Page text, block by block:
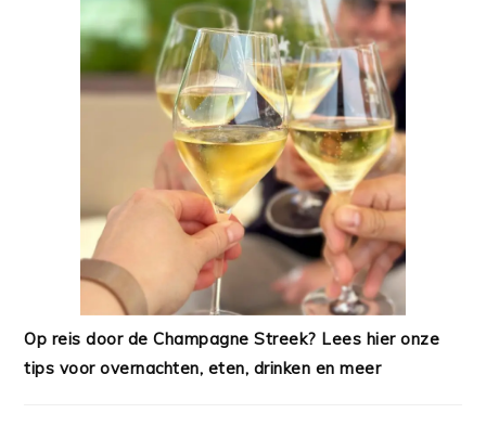
Op reis door de Champagne Streek? Lees hier onze
tips voor overnachten, eten, drinken en meer